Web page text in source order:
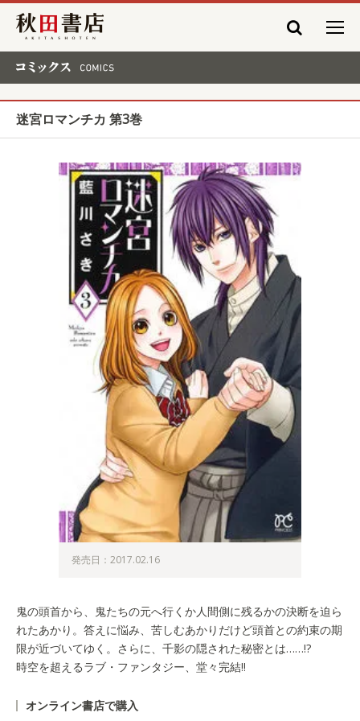
秋田書店
迷宮ロマンチカ 第3巻
発売日：2017.02.16
鬼の頭首から、鬼たちの元へ行くか人間側に残るかの決断を迫ら
れたあかり。答えに悩み、苦しむあかりだけど頭首との約束の期
限が近づいてゆく。さらに、千影の隠された秘密とは……!?
時空を超えるラブ・ファンタジー、堂々完結!!
オンライン書店で購入